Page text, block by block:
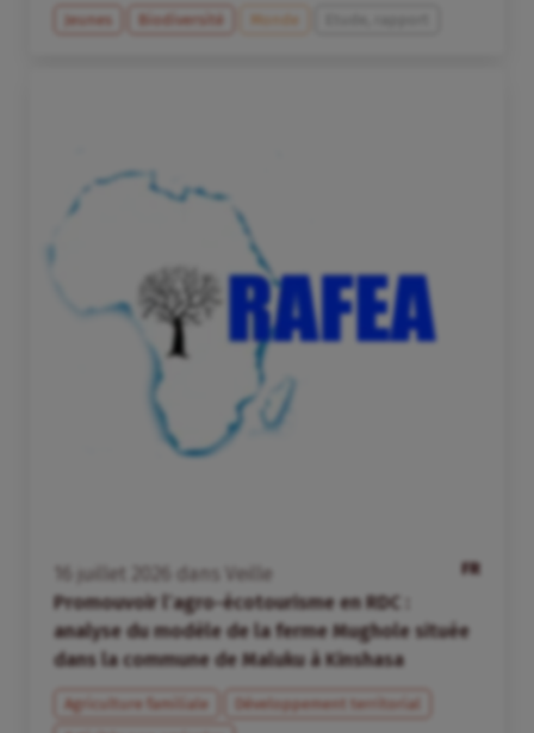
Jeunes Biodiversité Monde
FR
juillet dans
Veille
Promouvoir l’agro-écotourisme en RDC :
analyse du modèle de la ferme Mughole située
dans la commune de Maluku à Kinshasa
Agriculture familiale
Développement territorial